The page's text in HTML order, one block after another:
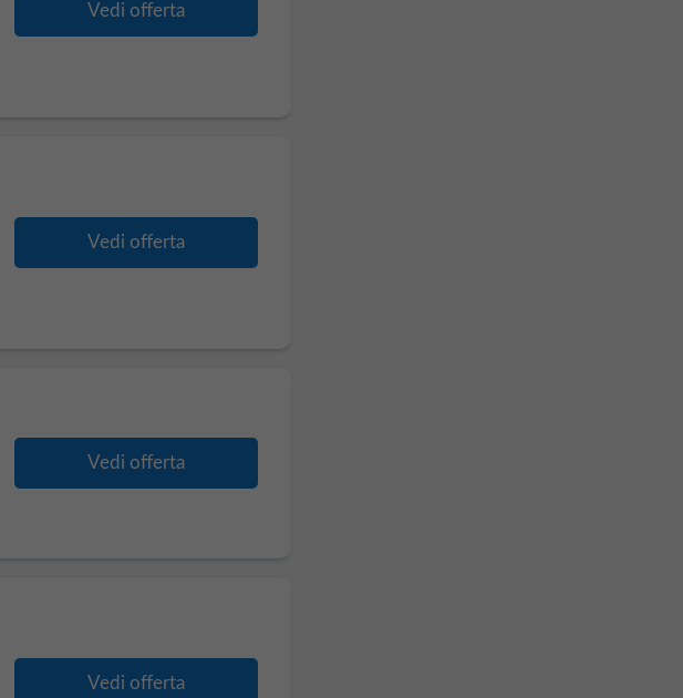
Vedi offerta
Vedi offerta
Vedi offerta
Vedi offerta